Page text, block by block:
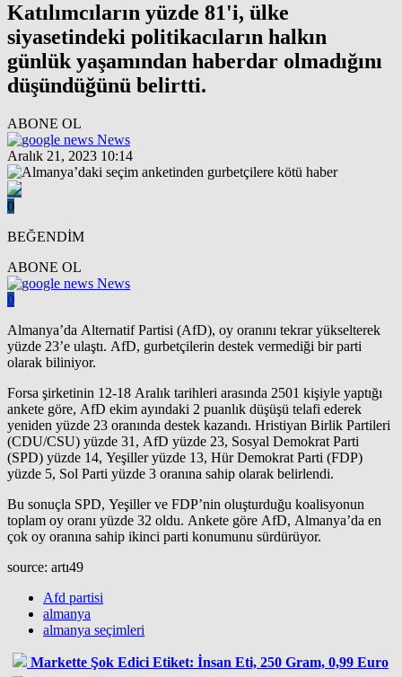
Katılımcıların yüzde 81'i, ülke
siyasetindeki politikacıların halkın
günlük yaşamından haberdar olmadığını
düşündüğünü belirtti.
ABONE OL
News
Aralık 21, 2023 10:14
0
BEĞENDİM
ABONE OL
News
0
Almanya’da Alternatif Partisi (AfD), oy oranını tekrar yükselterek
yüzde 23’e ulaştı. AfD, gurbetçilerin destek vermediği bir parti
olarak biliniyor.
Forsa şirketinin 12-18 Aralık tarihleri arasında 2501 kişiyle yaptığı
ankete göre, AfD ekim ayındaki 2 puanlık düşüşü telafi ederek
yeniden yüzde 23 oranında destek kazandı. Hristiyan Birlik Partileri
(CDU/CSU) yüzde 31, AfD yüzde 23, Sosyal Demokrat Parti
(SPD) yüzde 14, Yeşiller yüzde 13, Hür Demokrat Parti (FDP)
yüzde 5, Sol Parti yüzde 3 oranına sahip olarak belirlendi.
Bu sonuçla SPD, Yeşiller ve FDP’nin oluşturduğu koalisyonun
toplam oy oranı yüzde 32 oldu. Ankete göre AfD, Almanya’da en
çok oy oranına sahip ikinci parti konumunu sürdürüyor.
source: artı49
Afd partisi
almanya
almanya seçimleri
Markette Şok Edici Etiket: İnsan Eti, 250 Gram, 0,99 Euro